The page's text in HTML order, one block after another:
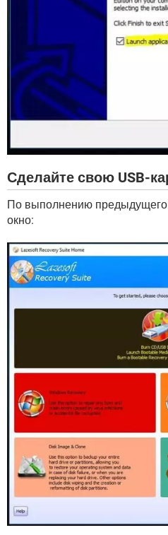
Сделайте свою USB-
По выполнению предыдущего
окно: